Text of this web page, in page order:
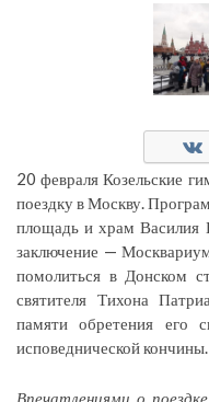
20 февраля Козельские
поездку в Москву.
площадь и храм Василия
заключение —
помолиться в Донском
святителя Тихона
памяти обретения его
исповеднической кончины.
Впечатлениями о